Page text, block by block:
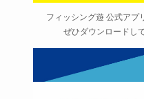
フィッシング遊 公式アプ
ぜひダウンロードし